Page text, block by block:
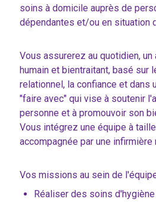
soins à domicile auprès de
dépendantes et/ou en situation
Vous assurerez au quotidien, un
humain et bientraitant, basé sur
relationnel, la confiance et dans
"faire avec" qui vise à soutenir
personne et à promouvoir son
Vous intégrez une équipe à
accompagnée par une infirmière
Vos missions au sein de
Réaliser des soins